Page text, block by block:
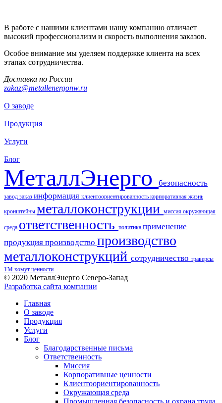
В работе с нашими клиентами нашу компанию отличает
высокий профессионализм и скорость выполнения заказов.
Особое внимание мы уделяем поддержке клиента на всех
этапах сотрудничества.
Доставка по России
zakaz@metallenergonw.ru
О заводе
Продукция
Услуги
Блог
МеталлЭнерго безопасность
завод заказ информация клиентоориентированность корпоративная жизнь
кронштейны металлоконструкции миссия окружающая
среда ответственность политика применение
продукция производство производство
металлоконструкций сотрудничество траверсы
ТМ хомут ценности
© 2020 МеталлЭнерго Северо-Запад
Разработка сайта компании
Главная
О заводе
Продукция
Услуги
Блог
Благодарственные письма
Ответственность
Миссия
Корпоративные ценности
Клиентоориентированность
Окружающая среда